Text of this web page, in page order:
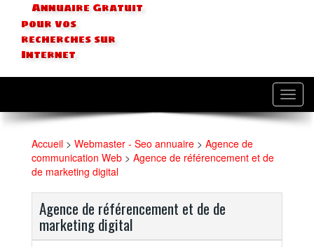
Annuaire Gratuit
pour vos
recherches sur
Internet
Accueil > Webmaster - Seo annuaire > Agence de
communication Web > Agence de référencement et de
de marketing digital
Agence de référencement et de de
marketing digital